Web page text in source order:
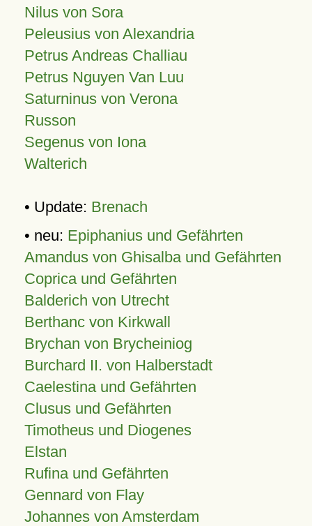
Nilus von Sora
Peleusius von Alexandria
Petrus Andreas Challiau
Petrus Nguyen Van Luu
Saturninus von Verona
Russon
Segenus von Iona
Walterich
• Update: Brenach
• neu: Epiphanius und Gefährten
Amandus von Ghisalba und Gefährten
Coprica und Gefährten
Balderich von Utrecht
Berthanc von Kirkwall
Brychan von Brycheiniog
Burchard II. von Halberstadt
Caelestina und Gefährten
Clusus und Gefährten
Timotheus und Diogenes
Elstan
Rufina und Gefährten
Gennard von Flay
Johannes von Amsterdam